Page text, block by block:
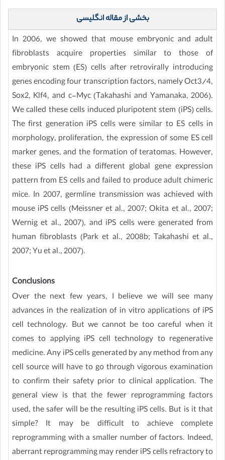
بخشی از مقاله انگلیسی
In 2006, we showed that mouse embryonic and adult
fibroblasts acquire properties similar to those of
embryonic stem (ES) cells after retrovirally introducing
genes encoding four transcription factors, namely Oct3/4,
Sox2, Klf4, and c-Myc (Takahashi and Yamanaka, 2006).
We called these cells induced pluripotent stem (iPS) cells.
The first generation iPS cells were similar to ES cells in
morphology, proliferation, the expression of some ES cell
marker genes, and the formation of teratomas. However,
these iPS cells had a different global gene expression
pattern from ES cells and failed to produce adult chimeric
mice. In 2007, germline transmission was achieved with
mouse iPS cells (Meissner et al., 2007; Okita et al., 2007;
Wernig et al., 2007), and iPS cells were generated from
human fibroblasts (Park et al., 2008b; Takahashi et al.,
2007; Yu et al., 2007).
Conclusions
Over the next few years, I believe we will see many
advances in the realization of in vitro applications of iPS
cell technology. But we cannot be too careful when it
comes to applying iPS cell technology to regenerative
medicine. Any iPS cells generated by any method from any
cell source will have to go through vigorous examination
to confirm their safety prior to clinical application. The
general view is that the fewer reprogramming factors
used, the safer will be the resulting iPS cells. But is it that
simple? It may be difficult to achieve complete
reprogramming with a smaller number of factors. Indeed,
aberrant reprogramming may render iPS cells refractory to